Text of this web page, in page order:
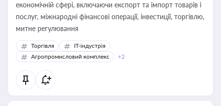
економічній сфері, включаючи експорт та імпорт товарів і
послуг, міжнародні фінансові операції, інвестиції, торгівлю,
митне регулювання
Торгівля
IT-індустрія
Агропромисловий комплекс
+2